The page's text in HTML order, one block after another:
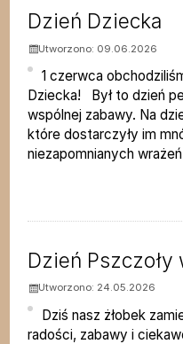
Dzień Dziecka
Utworzono: 09.06.2026
1 czerwca
Dziecka! Był to dzień
wspólnej zabawy. Na
które dostarczyły im
niezapomnianych
Dzień Pszczoły
Utworzono: 24.05.2026
Dziś nasz żłobek
radości, zabawy i